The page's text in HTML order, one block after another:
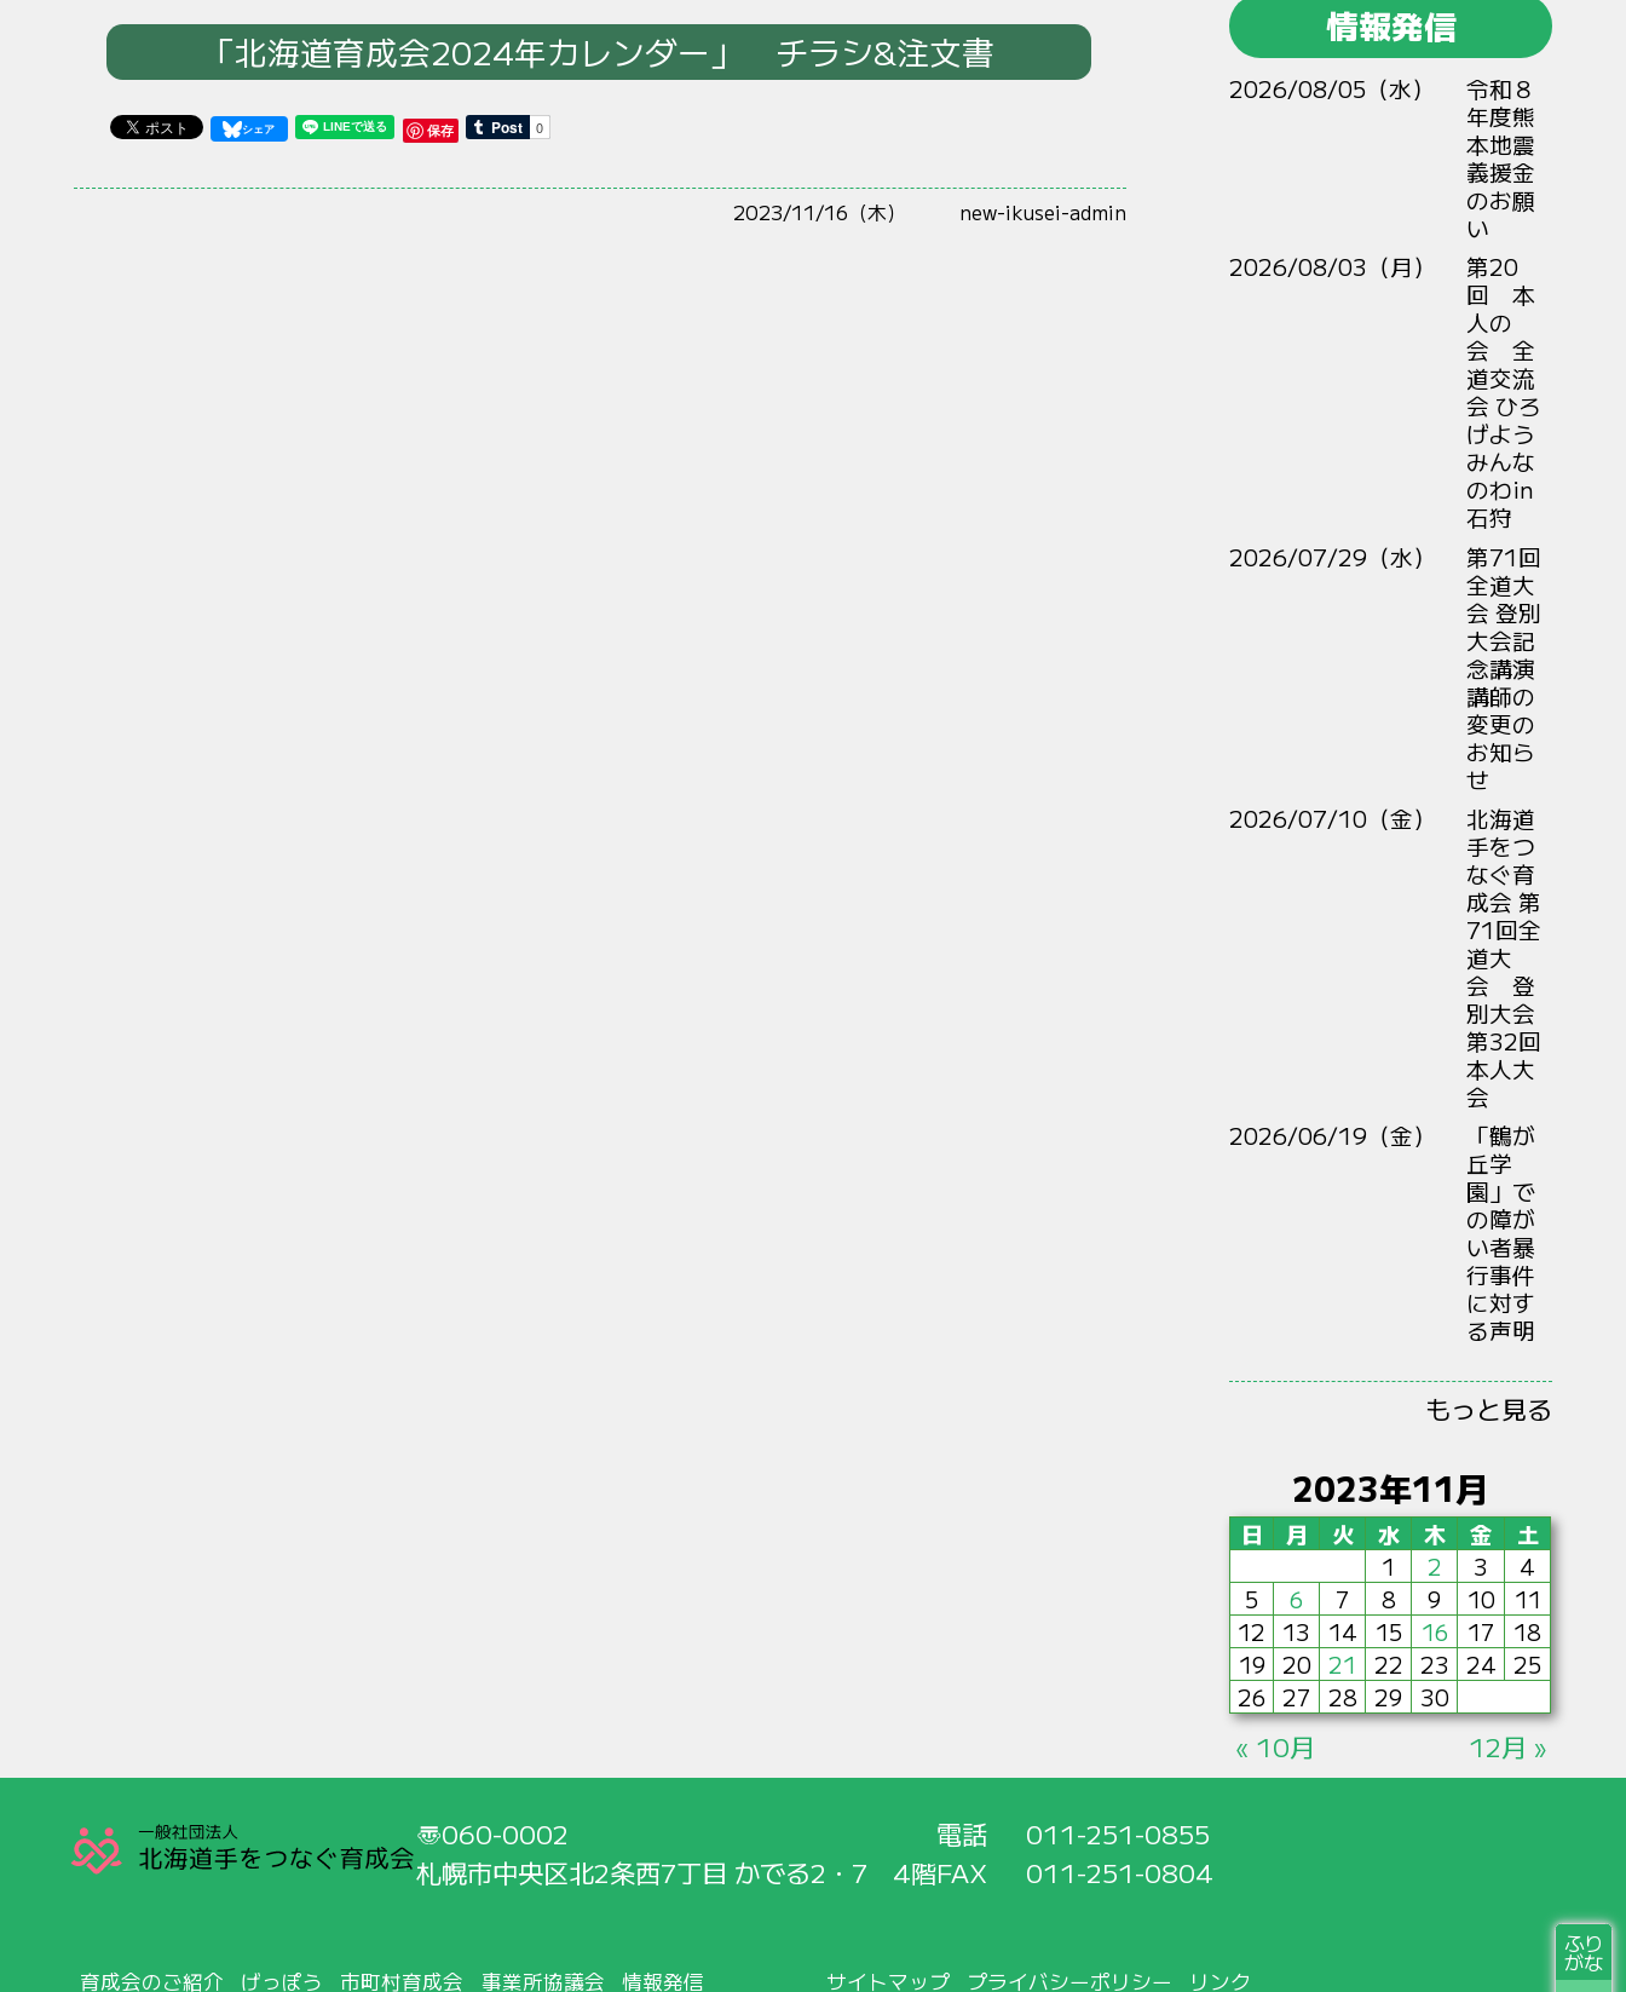
「北海道育成会2024年カレンダー」 チラシ&注文書
保存
2023/11/16（木） new-ikusei-admin
情報発信
2026/08/05（水）
令和８
年度熊
本地震
義援金
のお願
い
2026/08/03（月）
第20
回 本
人の
会 全
道交流
会 ひろ
げよう
みんな
のわin
石狩
2026/07/29（水）
第71回
全道大
会 登別
大会記
念講演
講師の
変更の
お知ら
せ
2026/07/10（金）
北海道
手をつ
なぐ育
成会 第
71回全
道大
会 登
別大会
第32回
本人大
会
2026/06/19（金）
「鶴が
丘学
園」で
の障が
い者暴
行事件
に対す
る声明
もっと見る
2023年11月
日 月 火 水 木 金
土
1
2 3
4
5
6 7 8 9 10
11
12
13 14 15 16 17
18
19 20 21 22 23 24 25
26 27 28 29 30
« 10月 12月 »
060-0002
札幌市中央区北2条西7丁目 かでる2・7 4階
電話
011-251-0855
FAX
011-251-0804
育成会のご紹介 げっぽう 市町村育成会 事業所協議会 情報発信 サイトマップ プライバシーポリシー リンク
ふり
がな